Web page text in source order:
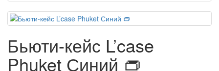
Бьюти-кейс L’case
Phuket Синий 👝